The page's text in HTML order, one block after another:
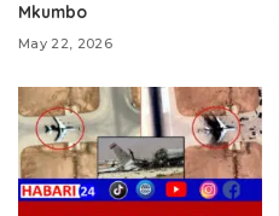
Mkumbo
May 22, 2026